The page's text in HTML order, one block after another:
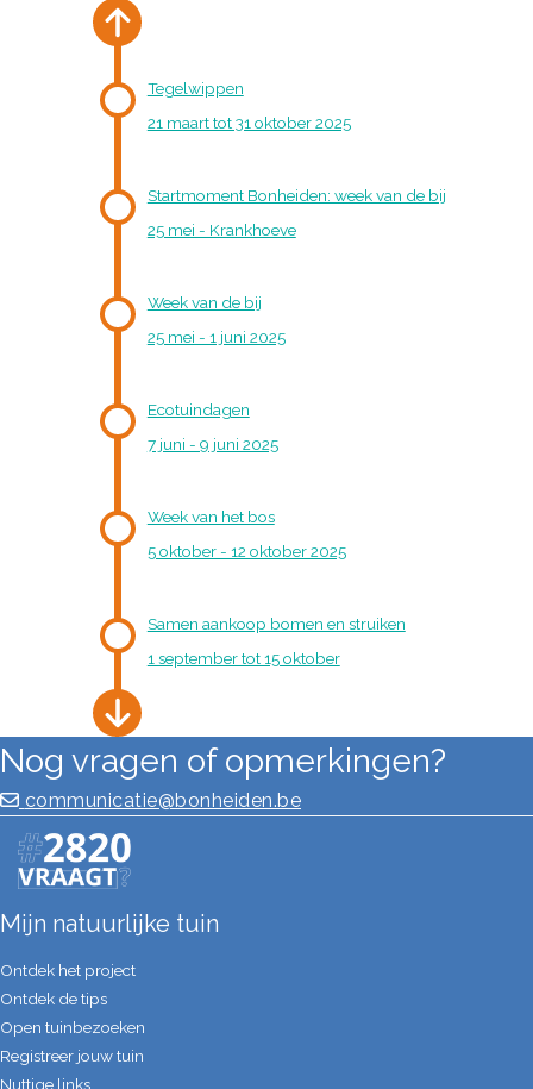
Tegelwippen
21 maart tot 31 oktober 2025
Startmoment Bonheiden: week van de bij
25 mei - Krankhoeve
Week van de bij
25 mei - 1 juni 2025
Ecotuindagen
7 juni - 9 juni 2025
Week van het bos
5 oktober - 12 oktober 2025
Samen aankoop bomen en struiken
1 september tot 15 oktober
Nog vragen of opmerkingen?
communicatie@bonheiden.be
Mijn natuurlijke tuin
Ontdek het project
Ontdek de tips
Open tuinbezoeken
Registreer jouw tuin
Nuttige links